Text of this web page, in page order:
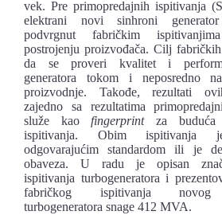
vek. Pre primopredajnih ispitivanja
elektrani novi sinhroni
podvrgnut fabričkim
postrojenju proizvođača. Cilj
da se proveri kvalitet i
generatora tokom i neposredno
proizvodnje. Takođe, rezultati
zajedno sa rezultatima
služe kaofingerprint za buduća
ispitivanja. Obim ispitivanja
odgovarajućim standardom ili je
obaveza. U radu je opisan
ispitivanja turbogeneratora i
fabričkog ispitivanja novog
turbogeneratora snage 412 MVA.